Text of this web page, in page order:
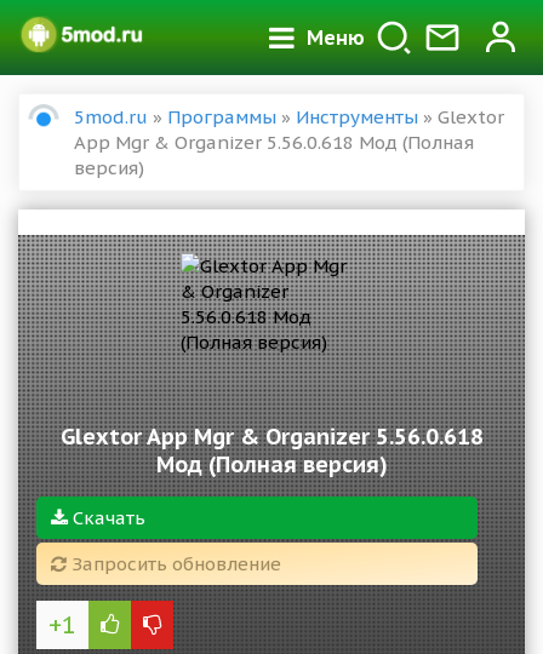
Меню
5mod.ru » Программы » Инструменты » Glextor
App Mgr & Organizer 5.56.0.618 Мод (Полная
версия)
Glextor App Mgr & Organizer 5.56.0.618
Мод (Полная версия)
Скачать
Запросить обновление
+1